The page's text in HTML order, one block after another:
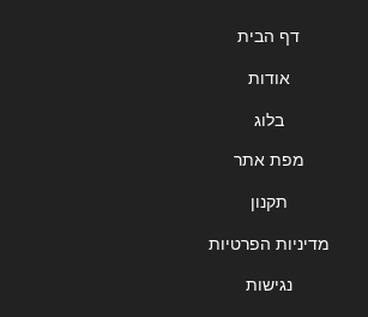
דף הבית
אודות
בלוג
מפת אתר
תקנון
מדיניות הפרטיות
נגישות